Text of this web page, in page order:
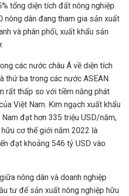
tổng diện tích đất nông nghiệp.
nông dân đang tham gia sản xuất
và phân phối, xuất khẩu sản
các nước châu Á về diện tích
thứ ba trong các nước ASEAN.
rất thấp so với tiềm năng phát
Việt Nam. Kim ngạch xuất khẩu
đạt hơn 335 triệu USD/năm,
cơ thế giới năm 2022 là
đạt khoảng 546 tỷ USD vào
nông dân và doanh nghiệp
tư để sản xuất nông nghiệp hữu